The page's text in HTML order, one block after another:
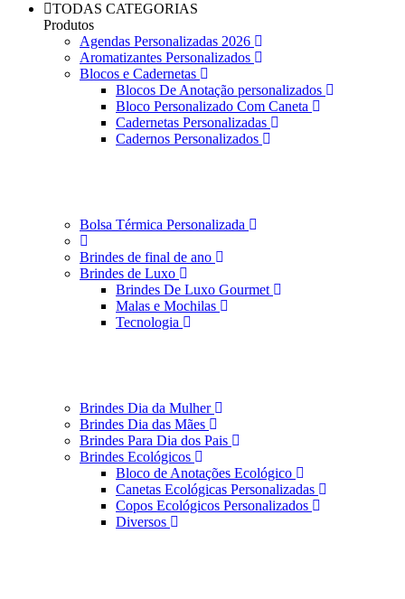
TODAS CATEGORIAS
Produtos
Agendas Personalizadas 2026
Aromatizantes Personalizados
Blocos e Cadernetas
Blocos De Anotação personalizados
Bloco Personalizado Com Caneta
Cadernetas Personalizadas
Cadernos Personalizados
Bolsa Térmica Personalizada
Brindes de final de ano
Brindes de Luxo
Brindes De Luxo Gourmet
Malas e Mochilas
Tecnologia
Brindes Dia da Mulher
Brindes Dia das Mães
Brindes Para Dia dos Pais
Brindes Ecológicos
Bloco de Anotações Ecológico
Canetas Ecológicas Personalizadas
Copos Ecológicos Personalizados
Diversos